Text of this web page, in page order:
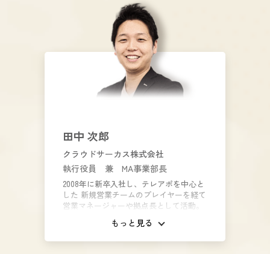
化・社内構築型のインサイドセールス支
援に舵を切り、日系大手、SaaS企業を中
心に多くの実績を積む。 2020年同社取締
役に就任、法人営業デジタル化協会理事
に就任。 現在もコンサルタント、研修講
師として第一線で企業の変革、成功を支
田中 次郎
クラウドサーカス株式会社
執行役員 兼 MA事業部長
2008年に新卒入社し、テレアポを中心と
した 新規営業チームのプレイヤーを経て
営業マネージャーや拠点長として活動。
その後、自社のマーケティング部門、IS
部門、CS部門の立ち上げを担当し、現在
もっと見る